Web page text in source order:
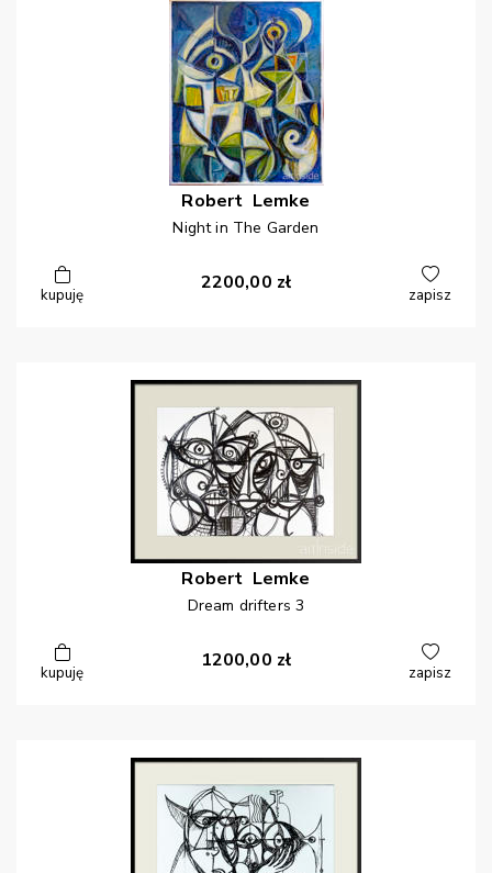
Robert Lemke
Night in The Garden
kupuję
2200,00 zł
zapisz
Robert Lemke
Dream drifters 3
kupuję
1200,00 zł
zapisz